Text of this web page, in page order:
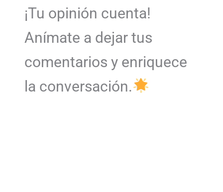
¡Tu opinión cuenta!
Anímate a dejar tus
comentarios y enriquece
la conversación.